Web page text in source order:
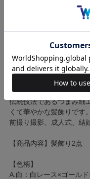
伝統技法であるつまみ細
くて華やかな髪飾りです。
前撮り撮影、成人式、結
【商品内容】髪飾り2点
【色柄】
A.白：白レース×ゴール